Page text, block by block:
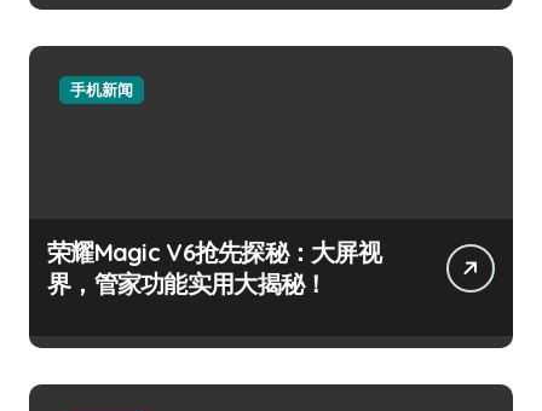
手机新闻
荣耀Magic V6抢先探秘：大屏视
界，管家功能实用大揭秘！